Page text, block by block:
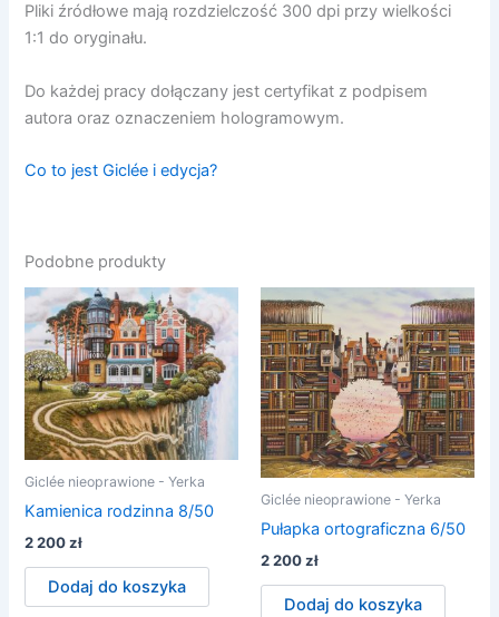
Pliki źródłowe mają rozdzielczość 300 dpi przy wielkości
1:1 do oryginału.
Do każdej pracy dołączany jest certyfikat z podpisem
autora oraz oznaczeniem hologramowym.
Co to jest Giclée i edycja?
Podobne produkty
Giclée nieoprawione - Yerka
Kamienica rodzinna 8/50
2 200zł
Dodaj do koszyka
Giclée nieoprawione - Yerka
Pułapka ortograficzna 6/50
2 200zł
Dodaj do koszyka